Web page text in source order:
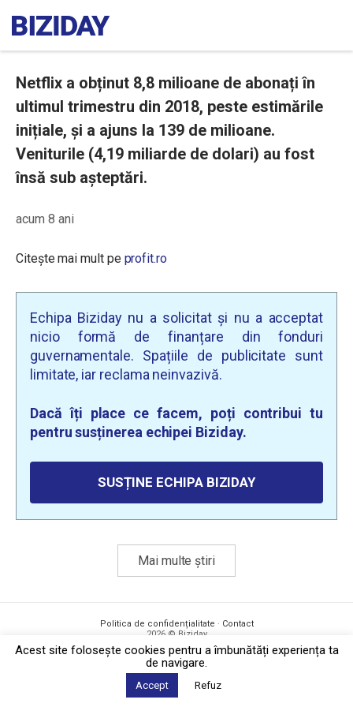
Netflix a obținut 8,8 milioane de abonați în
ultimul trimestru din 2018, peste estimările
inițiale, și a ajuns la 139 de milioane.
Veniturile (4,19 miliarde de dolari) au fost
însă sub așteptări.
acum 8 ani
Citește mai mult pe profit.ro
Echipa Biziday nu a solicitat și nu a acceptat
nicio formă de finanțare din fonduri
guvernamentale. Spațiile de publicitate sunt
limitate, iar reclama neinvazivă.
Dacă îți place ce facem, poți contribui tu
pentru susținerea echipei Biziday.
SUSȚINE ECHIPA BIZIDAY
Mai multe știri
Politica de confidențialitate · Contact
2026 © Biziday
Acest site foloseşte cookies pentru a îmbunătăți experiența ta
de navigare.
Accept Refuz